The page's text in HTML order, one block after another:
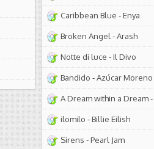
Caribbean Blue -Enya
Broken Angel -Arash
Notte di luce -Il Divo
Bandido -Azúcar Moreno
A Dream within a Dream-
ilomilo -Billie Eilish
Sirens -Pearl Jam